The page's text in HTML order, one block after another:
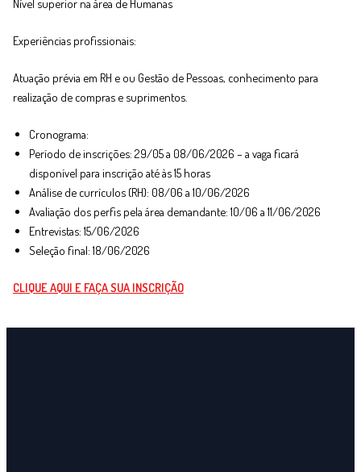
Nível superior na área de Humanas
Experiências profissionais:
Atuação prévia em RH e ou Gestão de Pessoas, conhecimento para
realização de compras e suprimentos.
Cronograma:
Período de inscrições: 29/05 a 08/06/2026 – a vaga ficará
disponível para inscrição até às 15 horas
Análise de currículos (RH): 08/06 a 10/06/2026
Avaliação dos perfis pela área demandante: 10/06 a 11/06/2026
Entrevistas: 15/06/2026
Seleção final: 18/06/2026
CLIQUE AQUI E FAÇA SUA INSCRIÇÃO